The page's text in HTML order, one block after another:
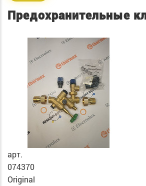
Предохранительные
арт.
074370
Original